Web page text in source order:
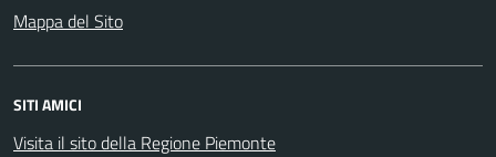
Mappa del Sito
SITI AMICI
Visita il sito della Regione Piemonte